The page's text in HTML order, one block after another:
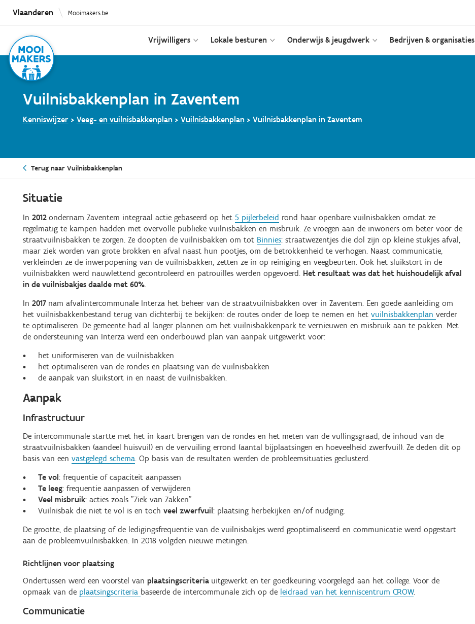
inhoud
gaan
Vlaanderen Mooimakers.be
Vrijwilligers Lokale besturen Onderwijs & jeugdwerk Bedrijven & organisaties
Vuilnisbakkenplan in Zaventem
Kenniswijzer> Veeg- en vuilnisbakkenplan> Vuilnisbakkenplan> Vuilnisbakkenplan in Zaventem
Terug naar Vuilnisbakkenplan
Situatie
In 2012 ondernam Zaventem integraal actie gebaseerd op het 5 pijlerbeleid rond haar openbare vuilnisbakken omdat ze
regelmatig te kampen hadden met overvolle publieke vuilnisbakken en misbruik. Ze vroegen aan de inwoners om beter voor de
straatvuilnisbakken te zorgen. Ze doopten de vuilnisbakken om tot Binnies: straatwezentjes die dol zijn op kleine stukjes afval,
maar ziek worden van grote brokken en afval naast hun pootjes, om de betrokkenheid te verhogen. Naast communicatie,
verkleinden ze de inwerpopening van de vuilnisbakken, zetten ze in op reiniging en veegbeurten. Ook het sluikstort in de
vuilnisbakken werd nauwlettend gecontroleerd en patrouilles werden opgevoerd. Het resultaat was dat het huishoudelijk afval
in de vuilnisbakjes daalde met 60%.
In 2017 nam afvalintercommunale Interza het beheer van de straatvuilnisbakken over in Zaventem. Een goede aanleiding om
het vuilnisbakkenbestand terug van dichterbij te bekijken: de routes onder de loep te nemen en het vuilnisbakkenplan verder
te optimaliseren. De gemeente had al langer plannen om het vuilnisbakkenpark te vernieuwen en misbruik aan te pakken. Met
de ondersteuning van Interza werd een onderbouwd plan van aanpak uitgewerkt voor:
het uniformiseren van de vuilnisbakken
het optimaliseren van de rondes en plaatsing van de vuilnisbakken
de aanpak van sluikstort in en naast de vuilnisbakken.
Aanpak
Infrastructuur
De intercommunale startte met het in kaart brengen van de rondes en het meten van de vullingsgraad, de inhoud van de
straatvuilnisbakken (aandeel huisvuil) en de vervuiling errond (aantal bijplaatsingen en hoeveelheid zwerfvuil). Ze deden dit op
basis van een vastgelegd schema. Op basis van de resultaten werden de probleemsituaties geclusterd.
Te vol: frequentie of capaciteit aanpassen
Te leeg: frequentie aanpassen of verwijderen
Veel misbruik: acties zoals "Ziek van Zakken"
Vuilnisbak die niet te vol is en toch veel zwerfvuil: plaatsing herbekijken en/of nudging.
De grootte, de plaatsing of de ledigingsfrequentie van de vuilnisbakjes werd geoptimaliseerd en communicatie werd opgestart
aan de probleemvuilnisbakken. In 2018 volgden nieuwe metingen.
Richtlijnen voor plaatsing
Ondertussen werd een voorstel van plaatsingscriteria uitgewerkt en ter goedkeuring voorgelegd aan het college. Voor de
opmaak van de plaatsingscriteria baseerde de intercommunale zich op de leidraad van het kenniscentrum CROW.
Communicatie